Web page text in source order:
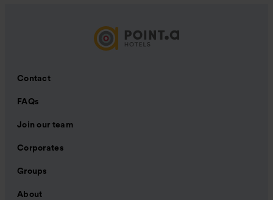
Contact
FAQs
Join our team
Corporates
Groups
About